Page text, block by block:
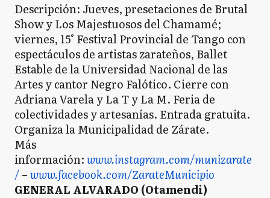
Descripción: Jueves, presetaciones de Brutal
Show y Los Majestuosos del Chamamé;
viernes, 15° Festival Provincial de Tango con
espectáculos de artistas zarateños, Ballet
Estable de la Universidad Nacional de las
Artes y cantor Negro Falótico. Cierre con
Adriana Varela y La T y La M. Feria de
colectividades y artesanías. Entrada gratuita.
Organiza la Municipalidad de Zárate.
Más
información:www.instagram.com/munizarate
/–www.facebook.com/ZarateMunicipio
GENERAL ALVARADO (Otamendi)